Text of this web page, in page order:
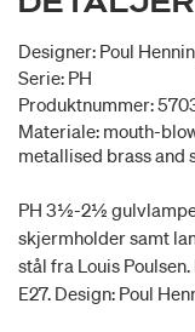
Designer: Poul
Serie: PH
Produktnummer:
Materiale: mouth-
metallised brass and
PH 3½-2½
skjermholder samt
stål fra Louis
E27. Design: Poul